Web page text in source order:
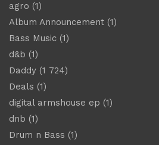
agro (1)
Album Announcement (1)
Bass Music (1)
d&b (1)
Daddy (1 724)
Deals (1)
digital armshouse ep (1)
dnb (1)
Drum n Bass (1)